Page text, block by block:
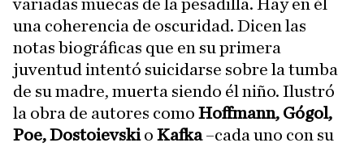
variadas muecas de la pesadilla. Hay en él
una coherencia de oscuridad. Dicen las
notas biográficas que en su primera
juventud intentó suicidarse sobre la tumba
de su madre, muerta siendo él niño. Ilustró
la obra de autores como Hoffmann, Gógol,
Poe, Dostoievskio Kafka–cada uno con su